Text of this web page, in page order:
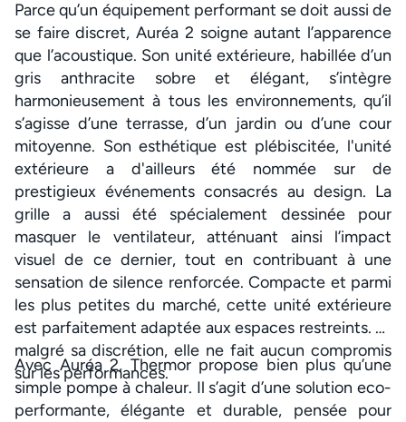
Parce qu’un équipement performant se doit aussi de
se faire discret, Auréa 2 soigne autant l’apparence
que l’acoustique. Son unité extérieure, habillée d’un
gris anthracite sobre et élégant, s’intègre
harmonieusement à tous les environnements, qu’il
s’agisse d’une terrasse, d’un jardin ou d’une cour
mitoyenne. Son esthétique est plébiscitée, l'unité
extérieure a d'ailleurs été nommée sur de
prestigieux événements consacrés au design. La
grille a aussi été spécialement dessinée pour
masquer le ventilateur, atténuant ainsi l’impact
visuel de ce dernier, tout en contribuant à une
sensation de silence renforcée. Compacte et parmi
les plus petites du marché, cette unité extérieure
est parfaitement adaptée aux espaces restreints. Et
malgré sa discrétion, elle ne fait aucun compromis
sur les performances.
Avec Auréa 2, Thermor propose bien plus qu’une
simple pompe à chaleur. Il s’agit d’une solution eco-
performante, élégante et durable, pensée pour